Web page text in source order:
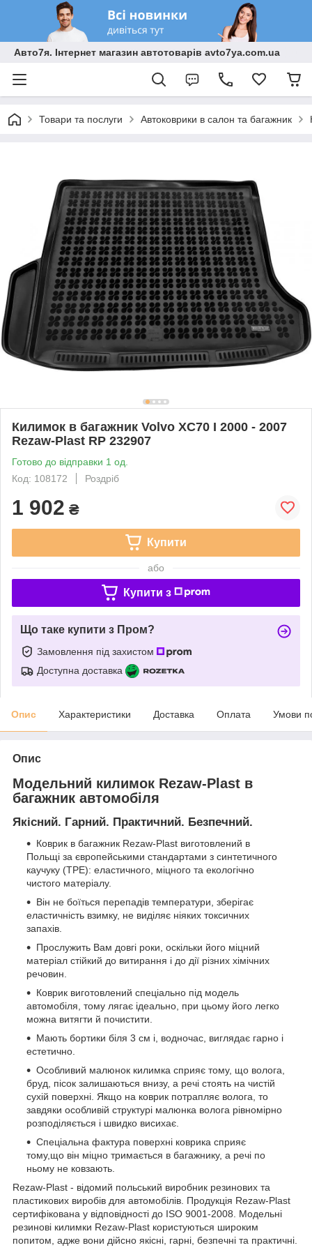
Авто7я. Інтернет магазин автотоварів avto7ya.com.ua
Товари та послуги Автоковрики в салон та багажник
Килимок в багажник Volvo XC70 I 2000 - 2007
Rezaw-Plast RP 232907
Готово до відправки 1 од.
Код: 108172
Роздріб
1 902 ₴
Купити
або
Купити з
Що таке купити з Пром?
Замовлення під захистом
Доступна доставка
Опис Характеристики Доставка Оплата Умови
Опис
Модельний килимок Rezaw-Plast в
багажник автомобіля
Якісний. Гарний. Практичний. Безпечний.
Коврик в багажник Rezaw-Plast виготовлений в
Польщі за європейськими стандартами з синтетичного
каучуку (ТРЕ): еластичного, міцного та екологічно
чистого матеріалу.
Він не боїться перепадів температури, зберігає
еластичність взимку, не виділяє ніяких токсичних
запахів.
Прослужить Вам довгі роки, оскільки його міцний
матеріал стійкий до витирання і до дії різних хімічних
речовин.
Коврик виготовлений спеціально під модель
автомобіля, тому лягає ідеально, при цьому його легко
можна витягти й почистити.
Мають бортики біля 3 см і, водночас, виглядає гарно і
естетично.
Особливий малюнок килимка сприяє тому, що волога,
бруд, пісок залишаються внизу, а речі стоять на чистій
сухій поверхні. Якщо на коврик потрапляє волога, то
завдяки особливій структурі малюнка волога рівномірно
розподіляється і швидко висихає.
Спеціальна фактура поверхні коврика сприяє
тому,що він міцно тримається в багажнику, а речі по
ньому не ковзають.
Rezaw-Plast - відомий польський виробник резинових та
пластикових виробів для автомобілів. Продукція Rezaw-Plast
сертифікована у відповідності до ISO 9001-2008. Модельні
резинові килимки Rezaw-Plast користуються широким
попитом, адже вони дійсно якісні, гарні, безпечні та практичні.